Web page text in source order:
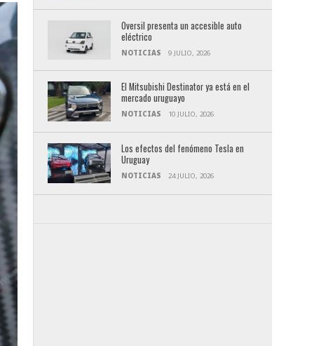
Oversil presenta un accesible auto
eléctrico
NOTICIAS 9 JULIO, 2026
El Mitsubishi Destinator ya está en el
mercado uruguayo
NOTICIAS 10 JULIO, 2026
Los efectos del fenómeno Tesla en
Uruguay
NOTICIAS 24 JULIO, 2026